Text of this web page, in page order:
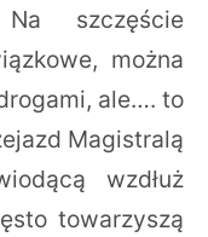
szczęście
można
ale…. to
Magistralą
wzdłuż
towarzyszą